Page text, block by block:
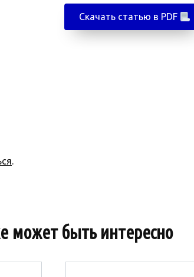
Скачать статью в PDF
.
может быть интересно